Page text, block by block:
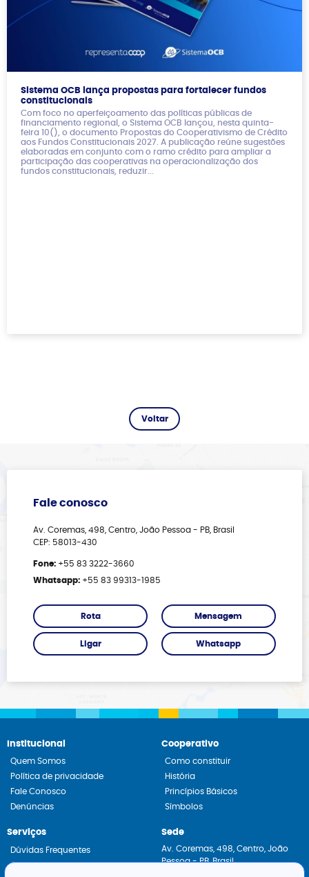
Sistema OCB lança propostas para fortalecer fundos
constitucionais
Com foco no aperfeiçoamento das políticas públicas de
financiamento regional, o Sistema OCB lançou, nesta quinta-
feira 10(), o documento Propostas do Cooperativismo de Crédito
aos Fundos Constitucionais 2027. A publicação reúne sugestões
elaboradas em conjunto com o ramo crédito para ampliar a
participação das cooperativas na operacionalização dos
fundos constitucionais, reduzir...
Fale conosco
Av. Coremas, 498, Centro, João Pessoa - PB, Brasil
CEP: 58013-430
Fone:+55 83 3222-3660
Whatsapp:+55 83 99313-1985
Rota Mensagem
Ligar Whatsapp
Institucional
Quem Somos
Política de privacidade
Fale Conosco
Denúncias
Cooperativo
Como constituir
História
Princípios Básicos
Símbolos
Serviços
Dúvidas Frequentes
Constituição de Cooperativas
Sede
Av. Coremas, 498, Centro, João
Pessoa - PB, Brasil